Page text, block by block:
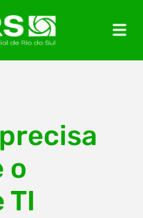
o
TI